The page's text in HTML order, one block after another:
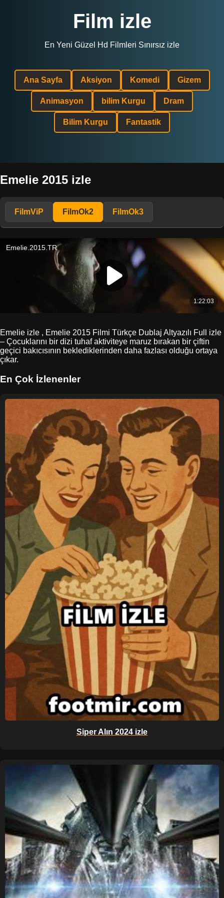
Film izle
En Yeni Güzel Hd Filmleri Sınırsız izle
Ana Sayfa Aksiyon Komedi Gizem
Animasyon bilim Kurgu Dram
Bilim Kurgu Fantastik
Emelie 2015 izle
FilmViP FilmOk2 FilmOk3
Emelie izle , Emelie 2015 Filmi Türkçe Dublaj Altyazılı Full izle
– Çocuklarını bir dizi tuhaf aktiviteye maruz bırakan bir çiftin
geçici bakıcısının beklediklerinden daha fazlası olduğu ortaya
çıkar.
En Çok İzlenenler
Siper Alın 2024 izle